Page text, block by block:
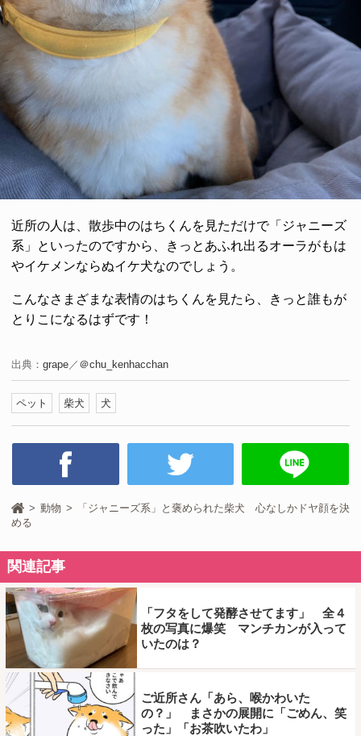
近所の人は、散歩中のはちくんを見ただけで「ジャニーズ
系」といったのですから、きっとあふれ出るオーラがもは
やイケメンならぬイケ犬なのでしょう。
こんなさまざまな表情のはちくんを見たら、きっと誰もが
とりこになるはずです！
出典： grape ／ ＠chu_kenhacchan
ペット 柴犬 犬
動物
「ジャニーズ系」と褒められた柴犬 心なしかドヤ顔を決
める
関連記事
「フタをして発酵させてます」 全４
枚の写真に爆笑 マンチカンが入って
いたのは？
ご近所さん「あら、喉かわいた
の？」 まさかの展開に「ごめん、笑
った」「お茶吹いたわ」